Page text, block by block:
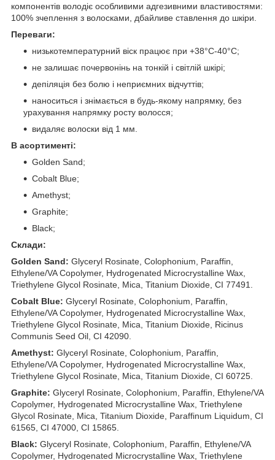
компонентів володіє особливими адгезивними властивостями:
100% зчеплення з волосками, дбайливе ставлення до шкіри.
Переваги:
низькотемпературний віск працює при +38°С-40°С;
не залишає почервонінь на тонкій і світлій шкірі;
депіляція без болю і неприємних відчуттів;
наноситься і знімається в будь-якому напрямку, без
урахування напрямку росту волосся;
видаляє волоски від 1 мм.
В асортименті:
Golden Sand;
Cobalt Blue;
Amethyst;
Graphite;
Black;
Склади:
Golden Sand: Glyceryl Rosinate, Colophonium, Paraffin,
Ethylene/VA Copolymer, Hydrogenated Microcrystalline Wax,
Triethylene Glycol Rosinate, Mica, Titanium Dioxide, CI 77491.
Cobalt Blue: Glyceryl Rosinate, Colophonium, Paraffin,
Ethylene/VA Copolymer, Hydrogenated Microcrystalline Wax,
Triethylene Glycol Rosinate, Mica, Titanium Dioxide, Ricinus
Communis Seed Oil, CI 42090.
Amethyst: Glyceryl Rosinate, Colophonium, Paraffin,
Ethylene/VA Copolymer, Hydrogenated Microcrystalline Wax,
Triethylene Glycol Rosinate, Mica, Titanium Dioxide, CI 60725.
Graphite: Glyceryl Rosinate, Colophonium, Paraffin, Ethylene/VA
Copolymer, Hydrogenated Microcrystalline Wax, Triethylene
Glycol Rosinate, Mica, Titanium Dioxide, Paraffinum Liquidum, CI
61565, CI 47000, CI 15865.
Black: Glyceryl Rosinate, Colophonium, Paraffin, Ethylene/VA
Copolymer, Hydrogenated Microcrystalline Wax, Triethylene